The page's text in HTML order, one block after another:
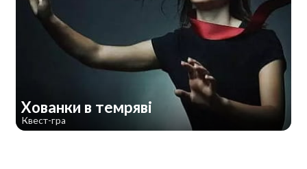
Хованки в темряві
Квест-гра